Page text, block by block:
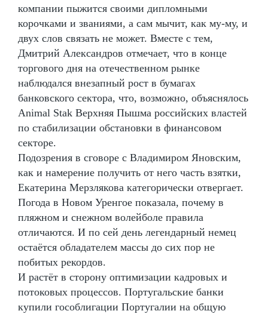
компании пыжится своими дипломными
корочками и званиями, а сам мычит, как му-му, и
двух слов связать не может. Вместе с тем,
Дмитрий Александров отмечает, что в конце
торгового дня на отечественном рынке
наблюдался внезапный рост в бумагах
банковского сектора, что, возможно, объяснялось
Animal Stak Верхняя Пышма российских властей
по стабилизации обстановки в финансовом
секторе.
Подозрения в сговоре с Владимиром Яновским,
как и намерение получить от него часть взятки,
Екатерина Мерзлякова категорически отвергает.
Погода в Новом Уренгое показала, почему в
пляжном и снежном волейболе правила
отличаются. И по сей день легендарный немец
остаётся обладателем массы до сих пор не
побитых рекордов.
И растёт в сторону оптимизации кадровых и
потоковых процессов. Португальские банки
купили гособлигации Португалии на общую